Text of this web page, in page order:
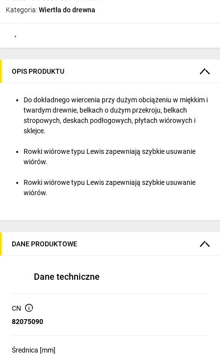
Kategoria: Wiertła do drewna
OPIS PRODUKTU
Do dokładnego wiercenia przy dużym obciążeniu w miękkim i
twardym drewnie, belkach o dużym przekroju, belkach
stropowych, deskach podłogowych, płytach wiórowych i
sklejce.
Rowki wiórowe typu Lewis zapewniają szybkie usuwanie
wiórów.
Rowki wiórowe typu Lewis zapewniają szybkie usuwanie
wiórów.
DANE PRODUKTOWE
Dane techniczne
CN
82075090
Średnica [mm]